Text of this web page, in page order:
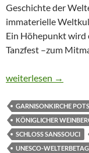
Geschichte der
immaterielle
Ein Höhepunkt wird
Tanzfest –zum
POTSDAM LÄDT
weiterlesen →
GARNISONKIRCHE
KÖNIGLICHER
SCHLOSS SANSSOUCI
UNESCO-